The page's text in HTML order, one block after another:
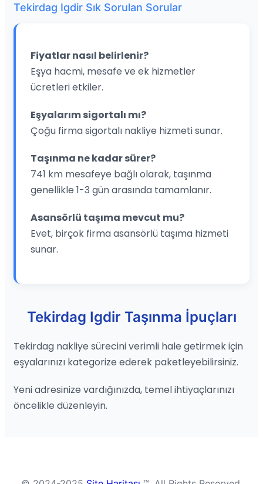
Tekirdag Igdir Sık Sorulan Sorular
Fiyatlar nasıl belirlenir?
Eşya hacmi, mesafe ve ek hizmetler
ücretleri etkiler.
Eşyalarım sigortalı mı?
Çoğu firma sigortalı nakliye hizmeti sunar.
Taşınma ne kadar sürer?
741 km mesafeye bağlı olarak, taşınma
genellikle 1-3 gün arasında tamamlanır.
Asansörlü taşıma mevcut mu?
Evet, birçok firma asansörlü taşıma hizmeti
sunar.
Tekirdag Igdir Taşınma İpuçları
Tekirdag nakliye sürecini verimli hale getirmek için
eşyalarınızı kategorize ederek paketleyebilirsiniz.
Yeni adresinize vardığınızda, temel ihtiyaçlarınızı
öncelikle düzenleyin.